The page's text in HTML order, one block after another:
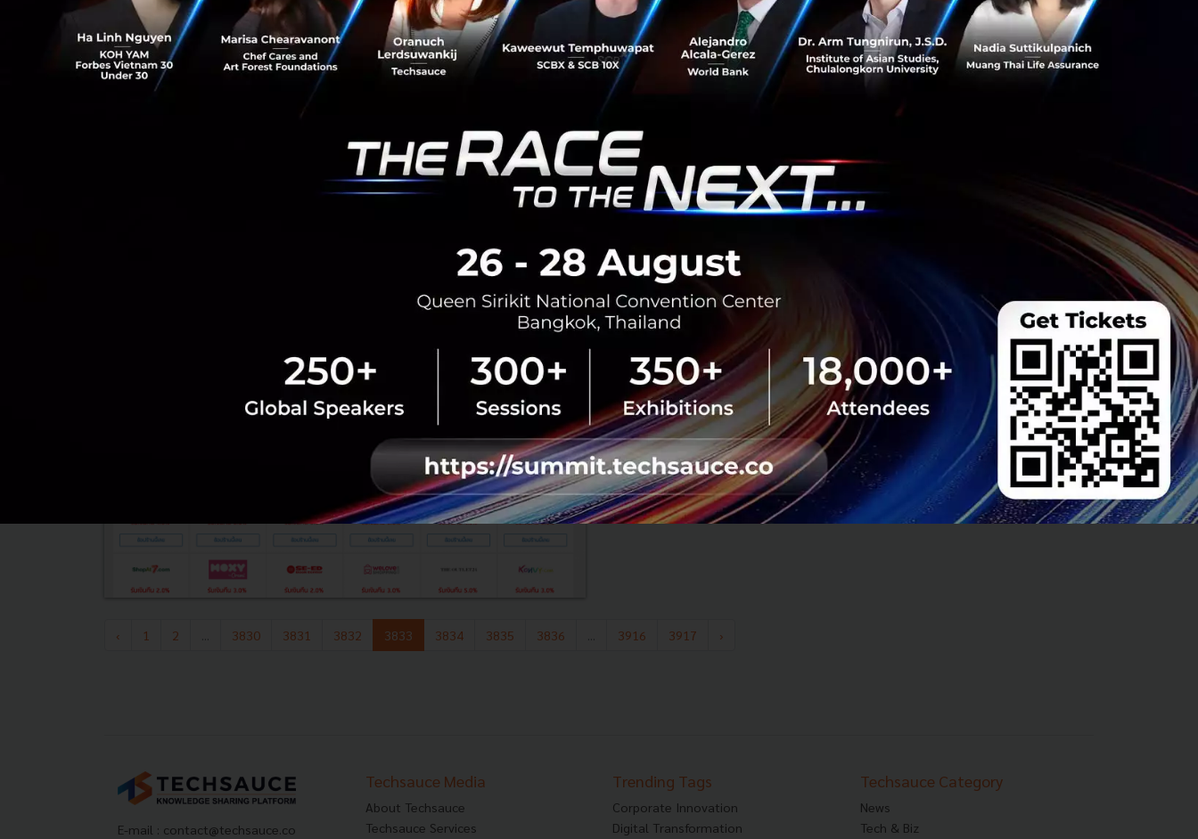
เวิร์คช็อปคราวด์ฟันดิ้งแบบซีรี่ย์
มิถุนายน 2016, แพลตฟอร์มคราวด์ฟันดิ้งแรกที่คัดสรรไอเดียดีๆ ในประเทศไทย ร่วมกับ co-
working space ชื่อดังในประเทศไทย จัดงานที่จะสร้างแรงบันดาลใจให้กับผู้มีไอเดีย
มิถุนายน 10, 2016
0
PR News News HUBBA asiola Crowdfunding
Dealcha! CashBack Site Thailand ศูนย์รวมร้านค้าช้อปปิ้ง
ออนไลน์ที่ให้คุณได้เงินคืนเป็นที่แรกในประเทศไทย​
ดีลช่า (Dealcha) ช้อปได้ช้อปดี ได้เงินคืนฟรีๆ ​ศูนย์รวมร้านค้าช้อปปิ้งออนไลน์ที่เว็บไซต์
แรกในประเทศไทยที่เสนอเงินคืนให้คุณกันแบบฟรีๆ ในทุกครั้งที่คุณเลือกช้อปสินค้า
ออนไลน์ โดยเงินท...
มิถุนายน 10, 2016 | ByTechsauce Team
News PR News Dealcha! Cashback
‹ 1 2 3830 3831 3832 3833 3834 3835 3836 3916 3917 ›
E-mail : contact@techsauce.co
Techsauce Media
About Techsauce
Techsauce Services
Trending Tags
Corporate Innovation
Digital Transformation
Techsauce Category
News
Tech & Biz